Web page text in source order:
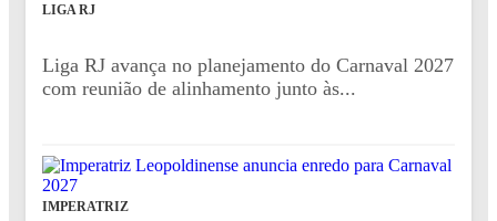
LIGA RJ
Liga RJ avança no planejamento do Carnaval 2027
com reunião de alinhamento junto às...
IMPERATRIZ